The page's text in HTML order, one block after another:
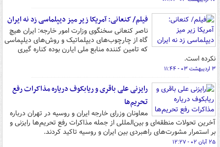
فیلم/ کنعانی: آمریکا زیر میز دیپلماسی زد نه ایران
ناصر کنعانی سخنگوی وزارت امور خارجه: ایران هیچ
گاه از چارچوب‌های دیپلماتیک و روش‌های دیلپماسی
که تامین کننده منابع ملی ایارن بوده کناره گیری
نکرده است.
۳ اردیبهشت ۰۳ - ۱۱:۴۴
رایزنی علی باقری و ریابکوف دریاره مذاکرات رفع
تحریم‌ها
معاونان وزرای خارجه ایران و روسیه در تهران درباره
آخرین تحولات منطقه‌ای و بین‌المللی از جمله مذاکرات رفع تحریم‌ها رایزنی و
بر استمرار مشورت‌های راهبردی بین ایران و روسیه تاکید کردند.
۲۵ آبان ۰۲ - ۱۲:۲۷